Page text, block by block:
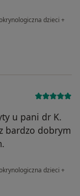
dzieci +
u pani dr K.
bardzo dobrym
dzieci +